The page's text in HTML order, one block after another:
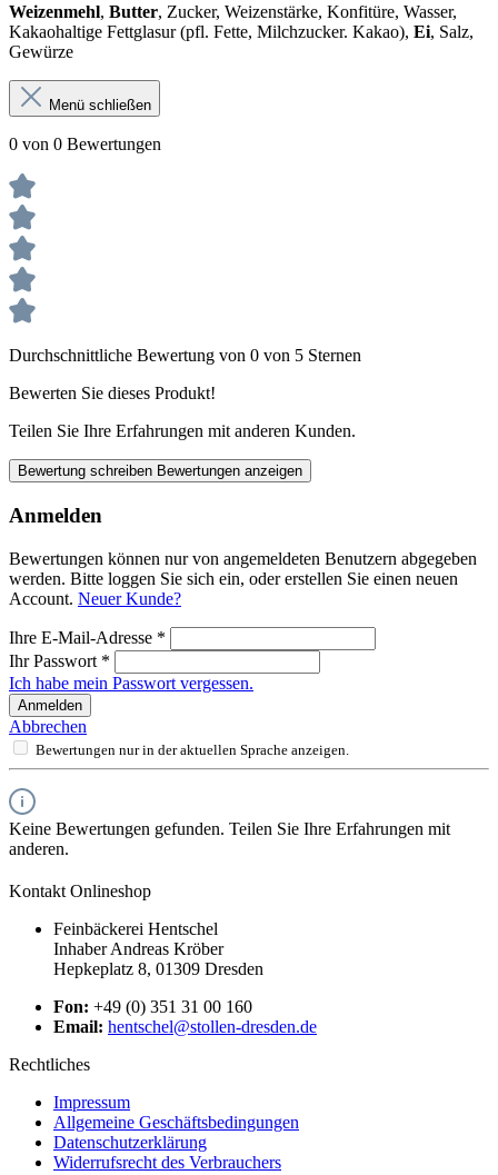
Weizenmehl, Butter, Zucker, Weizenstärke, Konfitüre, Wasser,
Kakaohaltige Fettglasur (pfl. Fette, Milchzucker. Kakao), Ei, Salz,
Gewürze
Menü schließen
0 von 0 Bewertungen
Durchschnittliche Bewertung von 0 von 5 Sternen
Bewerten Sie dieses Produkt!
Teilen Sie Ihre Erfahrungen mit anderen Kunden.
Bewertung schreiben Bewertungen anzeigen
Anmelden
Bewertungen können nur von angemeldeten Benutzern abgegeben
werden. Bitte loggen Sie sich ein, oder erstellen Sie einen neuen
Account. Neuer Kunde?
Ihre E-Mail-Adresse *
Ihr Passwort *
Ich habe mein Passwort vergessen.
Anmelden
Abbrechen
Bewertungen nur in der aktuellen Sprache anzeigen.
Keine Bewertungen gefunden. Teilen Sie Ihre Erfahrungen mit
anderen.
Kontakt Onlineshop
Feinbäckerei Hentschel
Inhaber Andreas Kröber
Hepkeplatz 8, 01309 Dresden
Fon: +49 (0) 351 31 00 160
Email: hentschel@stollen-dresden.de
Rechtliches
Impressum
Allgemeine Geschäftsbedingungen
Datenschutzerklärung
Widerrufsrecht des Verbrauchers